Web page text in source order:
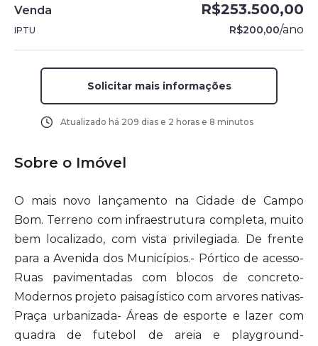
Venda R$253.500,00
IPTU R$200,00/ano
Solicitar mais informações
Atualizado há 209 dias e 2 horas e 8 minutos
Sobre o Imóvel
O mais novo lançamento na Cidade de Campo
Bom. Terreno com infraestrutura completa, muito
bem localizado, com vista privilegiada. De frente
para a Avenida dos Municípios.- Pórtico de acesso-
Ruas pavimentadas com blocos de concreto-
Modernos projeto paisagístico com arvores nativas-
Praça urbanizada- Áreas de esporte e lazer com
quadra de futebol de areia e playground-